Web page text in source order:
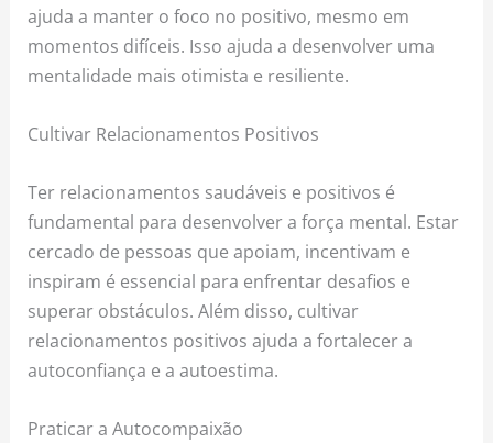
ajuda a manter o foco no positivo, mesmo em
momentos difíceis. Isso ajuda a desenvolver uma
mentalidade mais otimista e resiliente.
Cultivar Relacionamentos Positivos
Ter relacionamentos saudáveis e positivos é
fundamental para desenvolver a força mental. Estar
cercado de pessoas que apoiam, incentivam e
inspiram é essencial para enfrentar desafios e
superar obstáculos. Além disso, cultivar
relacionamentos positivos ajuda a fortalecer a
autoconfiança e a autoestima.
Praticar a Autocompaixão